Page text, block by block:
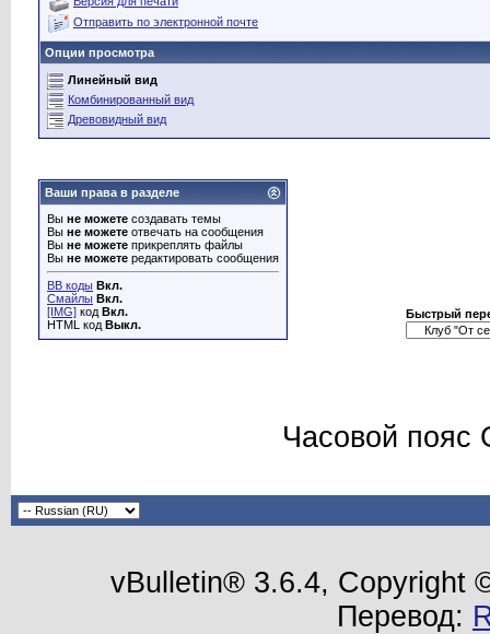
Отправить по электронной почте
Опции просмотра
Линейный вид
Комбинированный вид
Древовидный вид
Ваши права в разделе
Вы не можете создавать темы
Вы не можете отвечать на сообщения
Вы не можете прикреплять файлы
Вы не можете редактировать сообщения
BB коды Вкл.
Смайлы Вкл.
[IMG] код Вкл.
HTML код Выкл.
Быстрый
Часовой пояс
vBulletin® 3.6.4, Copyright
Перевод: